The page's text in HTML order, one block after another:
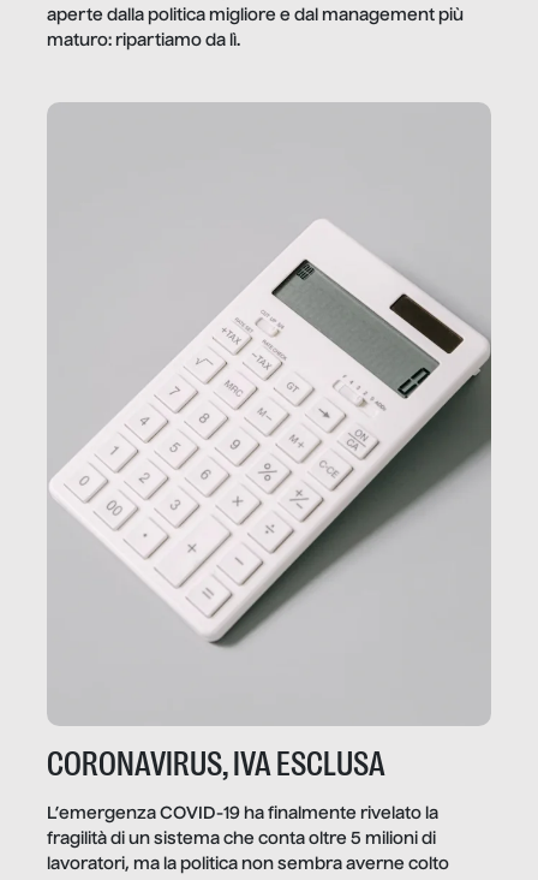
aperte dalla politica migliore e dal management più
maturo: ripartiamo da lì.
CORONAVIRUS, IVA ESCLUSA
L’emergenza COVID-19 ha finalmente rivelato la
fragilità di un sistema che conta oltre 5 milioni di
lavoratori, ma la politica non sembra averne colto